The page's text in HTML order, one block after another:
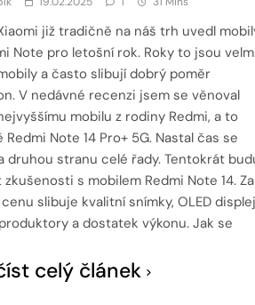
již tradičně na náš trh uvedl
Note pro letošní rok. Roky to jsou
a často slibují dobrý poměr
V nedávné recenzi jsem se věnoval
mobilu z rodiny Redmi, a to
Note 14 Pro+ 5G. Nastal čas se
druhou stranu celé řady. Tentokrát
s mobilem Redmi Note 14. Za
slibuje kvalitní snímky, OLED
a dostatek výkonu. Jak se
celý článek